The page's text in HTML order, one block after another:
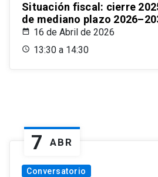
Situación fiscal: cierre
de mediano plazo
16 de Abril de 2026
13:30 a 14:30
7 ABR
Conversatorio